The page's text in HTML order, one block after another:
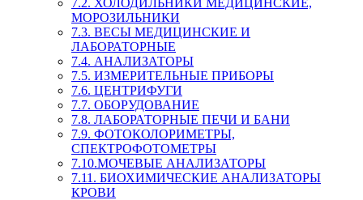
7.2. ХОЛОДИЛЬНИКИ МЕДИЦИНСКИЕ,
МОРОЗИЛЬНИКИ
7.3. ВЕСЫ МЕДИЦИНСКИЕ И
ЛАБОРАТОРНЫЕ
7.4. АНАЛИЗАТОРЫ
7.5. ИЗМЕРИТЕЛЬНЫЕ ПРИБОРЫ
7.6. ЦЕНТРИФУГИ
7.7. ОБОРУДОВАНИЕ
7.8. ЛАБОРАТОРНЫЕ ПЕЧИ И БАНИ
7.9. ФОТОКОЛОРИМЕТРЫ,
СПЕКТРОФОТОМЕТРЫ
7.10.МОЧЕВЫЕ АНАЛИЗАТОРЫ
7.11. БИОХИМИЧЕСКИЕ АНАЛИЗАТОРЫ
КРОВИ